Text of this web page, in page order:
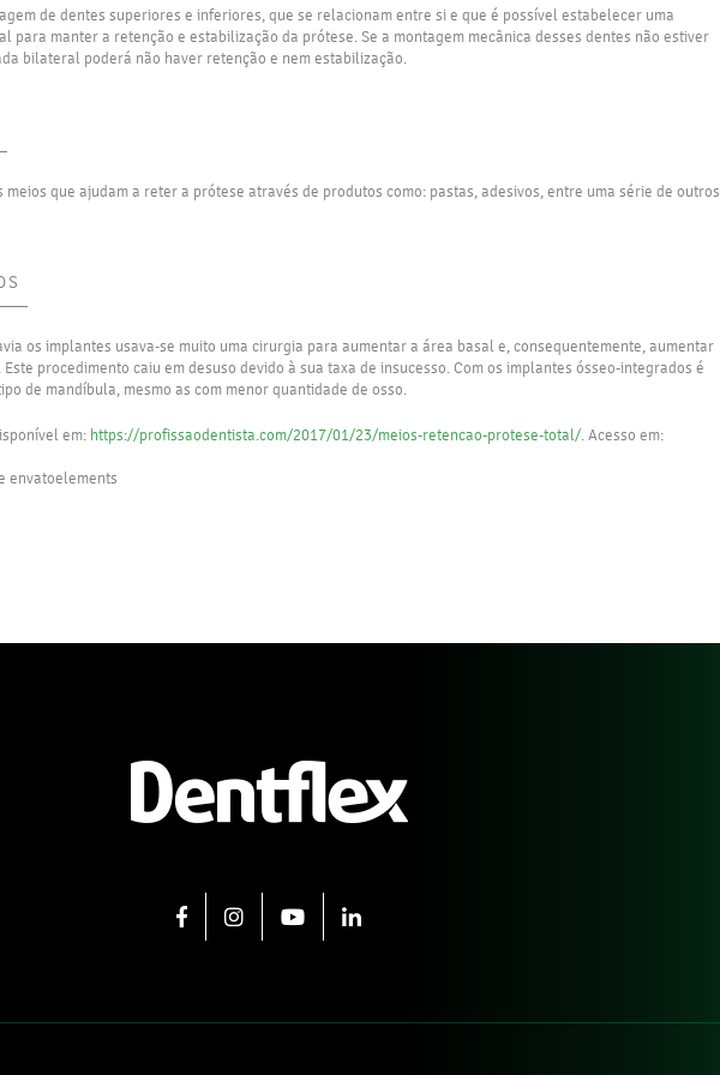
de dentes superiores e inferiores, que se relacionam entre si e que é possível estabelecer uma
para manter a retenção e estabilização da prótese. Se a montagem mecânica desses dentes não estiver
bilateral poderá não haver retenção e nem estabilização.
meios que ajudam a reter a prótese através de produtos como: pastas, adesivos, entre uma série de outros
os implantes usava-se muito uma cirurgia para aumentar a área basal e, consequentemente, aumentar
procedimento caiu em desuso devido à sua taxa de insucesso. Com os implantes ósseo-integrados é
de mandíbula, mesmo as com menor quantidade de osso.
em: https://profissaodentista.com/2017/01/23/meios-retencao-protese-total/ . Acesso em:
envatoelements
FACEBOOKINSTAGRAMYOUTUBE